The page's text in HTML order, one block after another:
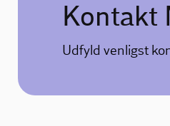
Kontakt
Udfyld venligst